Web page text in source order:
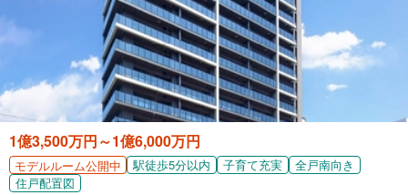
1億3,500万円～1億6,000万円
モデルルーム公開中 駅徒歩5分以内 子育て充実
全戸南向き
住戸配置図